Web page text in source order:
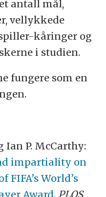
antall mål,
vellykkede
kåringer og
i studien.
fungere som en
Ian P. McCarthy:
impartiality on
FIFA’s World’s
Award. PLOS